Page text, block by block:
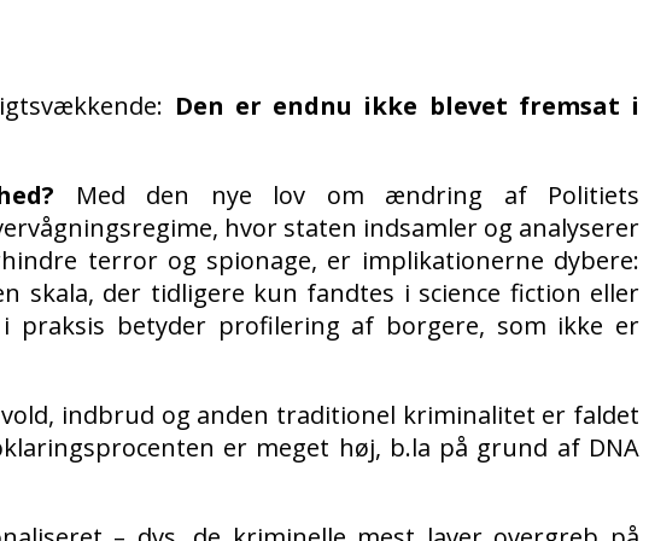
Den er endnu ikke blevet fremsat i
Med den nye lov om ændring af Politiets
hvor staten indsamler og analyserer
terror og spionage, er implikationerne dybere:
skala, der tidligere kun fandtes i science fiction eller
praksis betyder profilering af borgere, som ikke er
indbrud og anden traditionel kriminalitet er faldet
er meget høj, b.la på grund af DNA